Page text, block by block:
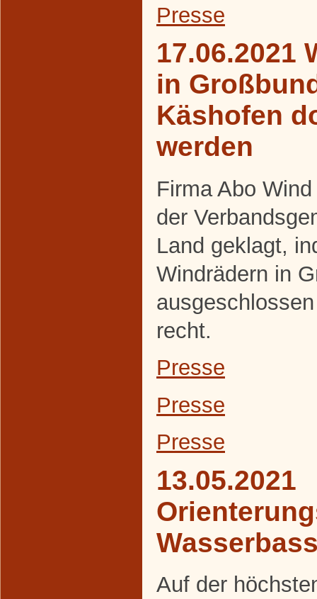
Presse
17.06.2021
in
Käshofen
werden
Firma Abo
der
Land geklagt,
Windrädern in
recht.
Presse
Presse
Presse
13.05.2021
Auf der